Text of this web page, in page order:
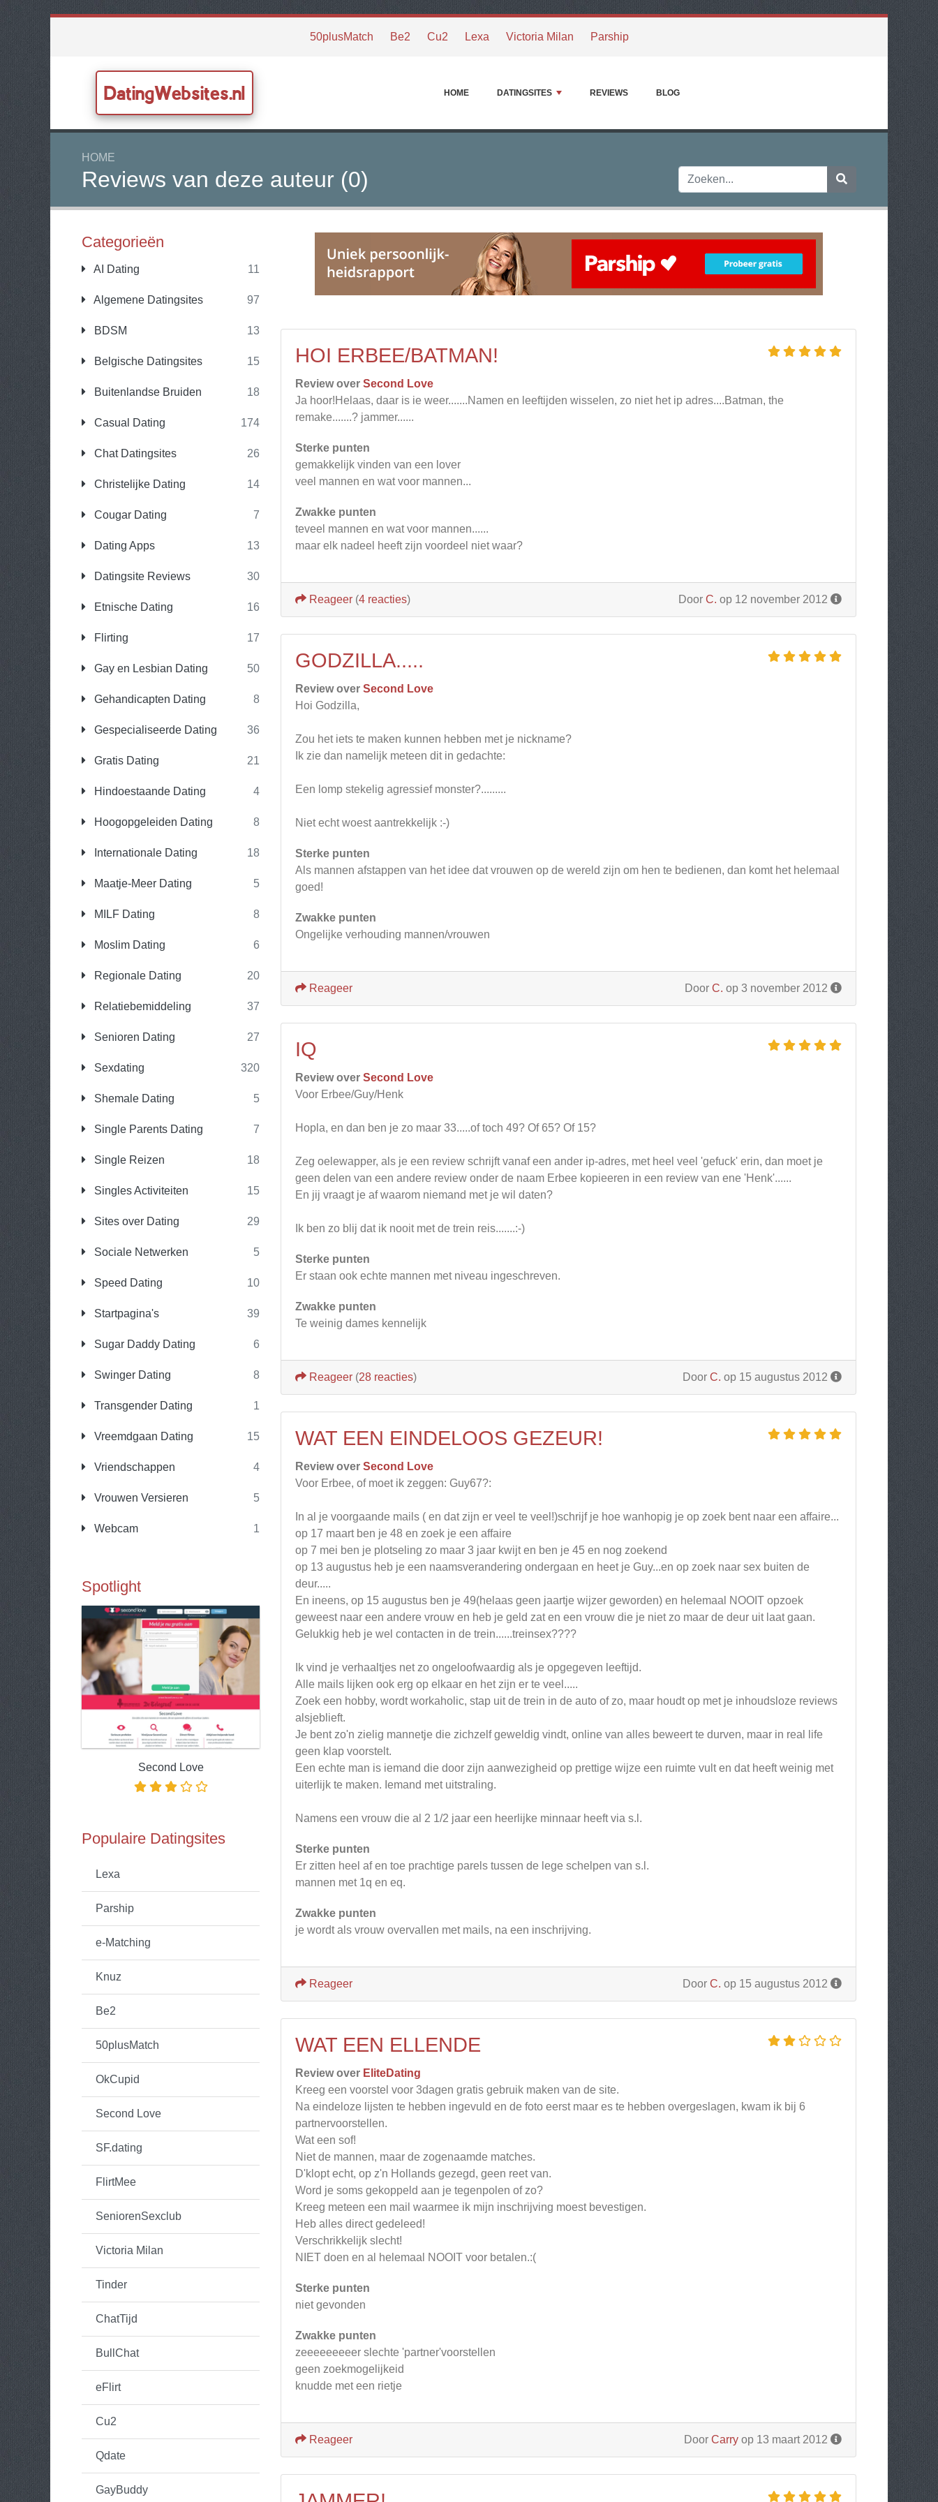
50plusMatch Be2 Cu2 Lexa Victoria Milan Parship
DatingWebsites.nl HOME DATINGSITES REVIEWS BLOG
HOME
Reviews van deze auteur (0)
Categorieën
AI Dating 11
Algemene Datingsites 97
BDSM 13
Belgische Datingsites 15
Buitenlandse Bruiden 18
Casual Dating 174
Chat Datingsites 26
Christelijke Dating 14
Cougar Dating 7
Dating Apps 13
Datingsite Reviews 30
Etnische Dating 16
Flirting 17
Gay en Lesbian Dating 50
Gehandicapten Dating 8
Gespecialiseerde Dating 36
Gratis Dating 21
Hindoestaande Dating 4
Hoogopgeleiden Dating 8
Internationale Dating 18
Maatje-Meer Dating 5
MILF Dating 8
Moslim Dating 6
Regionale Dating 20
Relatiebemiddeling 37
Senioren Dating 27
Sexdating 320
Shemale Dating 5
Single Parents Dating 7
Single Reizen 18
Singles Activiteiten 15
Sites over Dating 29
Sociale Netwerken 5
Speed Dating 10
Startpagina's 39
Sugar Daddy Dating 6
Swinger Dating 8
Transgender Dating 1
Vreemdgaan Dating 15
Vriendschappen 4
Vrouwen Versieren 5
Webcam 1
Spotlight
Second Love
Populaire Datingsites
Lexa
Parship
e-Matching
Knuz
Be2
50plusMatch
OkCupid
Second Love
SF.dating
FlirtMee
SeniorenSexclub
Victoria Milan
Tinder
ChatTijd
BullChat
eFlirt
Cu2
Qdate
GayBuddy
HOI ERBEE/BATMAN!
Review over Second Love
Ja hoor!Helaas, daar is ie weer.......Namen en leeftijden wisselen, zo niet het ip adres....Batman, the
remake.......? jammer......
Sterke punten
gemakkelijk vinden van een lover
veel mannen en wat voor mannen...
Zwakke punten
teveel mannen en wat voor mannen......
maar elk nadeel heeft zijn voordeel niet waar?
Door C. op 12 november 2012
Reageer (4 reacties)
GODZILLA.....
Review over Second Love
Hoi Godzilla,
Zou het iets te maken kunnen hebben met je nickname?
Ik zie dan namelijk meteen dit in gedachte:
Een lomp stekelig agressief monster?.........
Niet echt woest aantrekkelijk :-)
Sterke punten
Als mannen afstappen van het idee dat vrouwen op de wereld zijn om hen te bedienen, dan komt het helemaal
goed!
Zwakke punten
Ongelijke verhouding mannen/vrouwen
Door C. op 3 november 2012
Reageer
IQ
Review over Second Love
Voor Erbee/Guy/Henk
Hopla, en dan ben je zo maar 33.....of toch 49? Of 65? Of 15?
Zeg oelewapper, als je een review schrijft vanaf een ander ip-adres, met heel veel 'gefuck' erin, dan moet je
geen delen van een andere review onder de naam Erbee kopieeren in een review van ene 'Henk'......
En jij vraagt je af waarom niemand met je wil daten?
Ik ben zo blij dat ik nooit met de trein reis.......:-)
Sterke punten
Er staan ook echte mannen met niveau ingeschreven.
Zwakke punten
Te weinig dames kennelijk
Door C. op 15 augustus 2012
Reageer (28 reacties)
WAT EEN EINDELOOS GEZEUR!
Review over Second Love
Voor Erbee, of moet ik zeggen: Guy67?:
In al je voorgaande mails ( en dat zijn er veel te veel!)schrijf je hoe wanhopig je op zoek bent naar een affaire...
op 17 maart ben je 48 en zoek je een affaire
op 7 mei ben je plotseling zo maar 3 jaar kwijt en ben je 45 en nog zoekend
op 13 augustus heb je een naamsverandering ondergaan en heet je Guy...en op zoek naar sex buiten de
deur.....
En ineens, op 15 augustus ben je 49(helaas geen jaartje wijzer geworden) en helemaal NOOIT opzoek
geweest naar een andere vrouw en heb je geld zat en een vrouw die je niet zo maar de deur uit laat gaan.
Gelukkig heb je wel contacten in de trein......treinsex????
Ik vind je verhaaltjes net zo ongeloofwaardig als je opgegeven leeftijd.
Alle mails lijken ook erg op elkaar en het zijn er te veel.....
Zoek een hobby, wordt workaholic, stap uit de trein in de auto of zo, maar houdt op met je inhoudsloze reviews
alsjeblieft.
Je bent zo'n zielig mannetje die zichzelf geweldig vindt, online van alles beweert te durven, maar in real life
geen klap voorstelt.
Een echte man is iemand die door zijn aanwezigheid op prettige wijze een ruimte vult en dat heeft weinig met
uiterlijk te maken. Iemand met uitstraling.
Namens een vrouw die al 2 1/2 jaar een heerlijke minnaar heeft via s.l.
Sterke punten
Er zitten heel af en toe prachtige parels tussen de lege schelpen van s.l.
mannen met 1q en eq.
Zwakke punten
je wordt als vrouw overvallen met mails, na een inschrijving.
Door C. op 15 augustus 2012
Reageer
WAT EEN ELLENDE
Review over EliteDating
Kreeg een voorstel voor 3dagen gratis gebruik maken van de site.
Na eindeloze lijsten te hebben ingevuld en de foto eerst maar es te hebben overgeslagen, kwam ik bij 6
partnervoorstellen.
Wat een sof!
Niet de mannen, maar de zogenaamde matches.
D'klopt echt, op z'n Hollands gezegd, geen reet van.
Word je soms gekoppeld aan je tegenpolen of zo?
Kreeg meteen een mail waarmee ik mijn inschrijving moest bevestigen.
Heb alles direct gedeleed!
Verschrikkelijk slecht!
NIET doen en al helemaal NOOIT voor betalen.:(
Sterke punten
niet gevonden
Zwakke punten
zeeeeeeeeer slechte 'partner'voorstellen
geen zoekmogelijkeid
knudde met een rietje
Door Carry op 13 maart 2012
Reageer